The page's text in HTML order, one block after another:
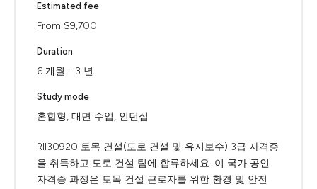
Estimated fee
From $9,700
Duration
6 개월 - 3 년
Study mode
혼합형, 대면 수업, 인턴십
RII30920 토목 건설(도로 건설 및 유지보수) 3급 자격증
을 취득하고 도로 건설 팀에 합류하세요. 이 국가 공인
자격증 과정은 토목 건설 근로자를 위한 환경 및 안전